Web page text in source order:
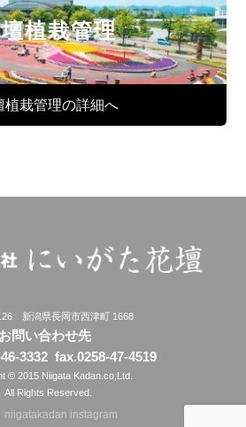
植栽管理
植栽管理の詳細へ
新潟県長岡市西津町 1668
お問い合わせ先
3332fax.0258-47-4519
© 2015 Niigata Kadan.co,Ltd.
All Rights Reserved.
niigatakadan instagram